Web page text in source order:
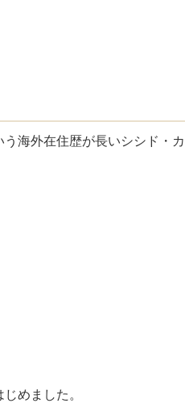
海外在住歴が長いシシド・カ
めました。